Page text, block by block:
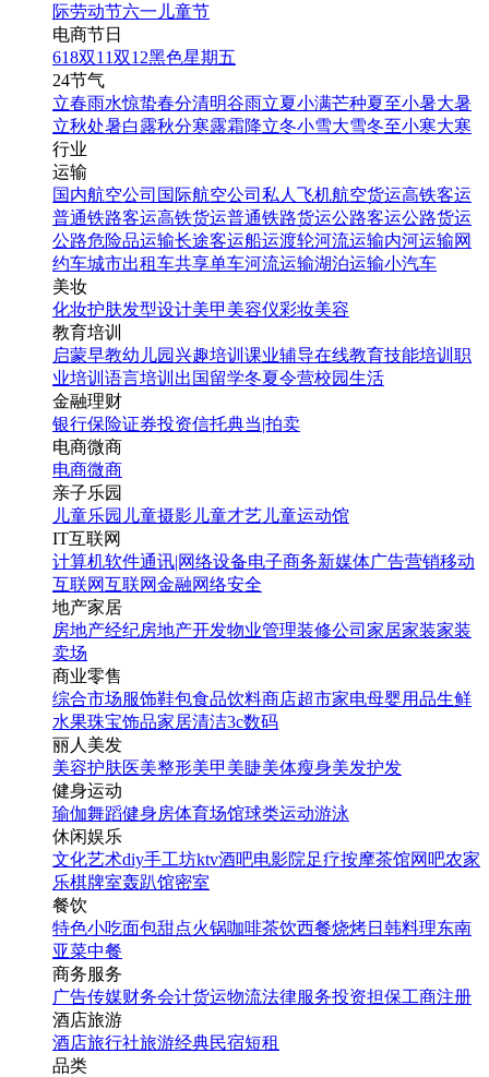
找相似
翻页H5
浪漫初夏清新秀恩爱相册
520情侣纪念相册
找相似
翻页H5
简约卡通亲子时光纪念相
找相似
翻页H5
情侣相册（唯美风格简约
风格）
找相似
翻页H5
际劳动节六一儿童节
电商节日
618双11双12黑色星期五
24节气
立春雨水惊蛰春分清明谷雨立夏小满芒种夏至小暑大暑
立秋处暑白露秋分寒露霜降立冬小雪大雪冬至小寒大寒
行业
运输
国内航空公司 国际航空公司 私人飞机航空货运高铁客运
普通铁路客运高铁货运普通铁路货运公路客运公路货运
公路危险品运输长途客运船运渡轮河流运输内河运输网
约车城市出租车共享单车河流运输湖泊运输小汽车
美妆
化妆护肤发型设计美甲 美容仪彩妆美容
教育培训
启蒙早教幼儿园 兴趣培训 课业辅导在线教育技能培训 职
业培训 语言培训 出国留学冬夏令营校园生活
金融理财
银行保险证券投资信托典当|拍卖
电商微商
电商微商
亲子乐园
儿童乐园 儿童摄影 儿童才艺 儿童运动馆
IT互联网
计算机软件通讯|网络设备电子商务新媒体广告营销移动
互联网互联网金融网络安全
地产家居
房地产经纪房地产开发物业管理装修公司 家居家装家装
卖场
商业零售
综合市场服饰鞋包食品饮料商店超市家电母婴用品生鲜
水果珠宝饰品家居清洁3c数码
丽人美发
美容护肤医美整形美甲美睫美体瘦身美发护发
健身运动
瑜伽舞蹈健身房体育场馆球类运动游泳
休闲娱乐
文化艺术diy手工坊ktv酒吧电影院足疗按摩茶馆网吧农家
乐棋牌室轰趴馆密室
餐饮
特色小吃面包甜点火锅咖啡茶饮西餐烧烤日韩料理东南
亚菜中餐
商务服务
广告传媒财务会计货运物流法律服务投资担保工商注册
酒店旅游
酒店旅行社旅游经典民宿短租
品类